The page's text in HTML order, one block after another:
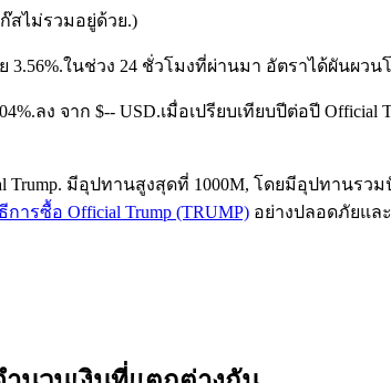
สไม่รวมอยู่ด้วย.)
3.56%.ในช่วง 24 ชั่วโมงที่ผ่านมา อัตราได้ผันผวน
ลง จาก $-- USD.เมื่อเปรียบเทียบปีต่อปี Official
มีอุปทานสูงสุดที่ 1000M, โดยมีอุปทานร
การซื้อ Official Trump (TRUMP) อย่างปลอดภัยแล